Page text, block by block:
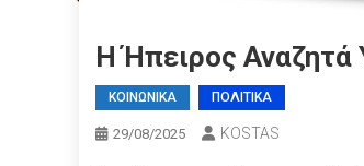
Η Ήπειρος
ΚΟΙΝΩΝΙΚΑ ΠΟΛΙΤΙΚΑ
29/08/2025 KOSTAS